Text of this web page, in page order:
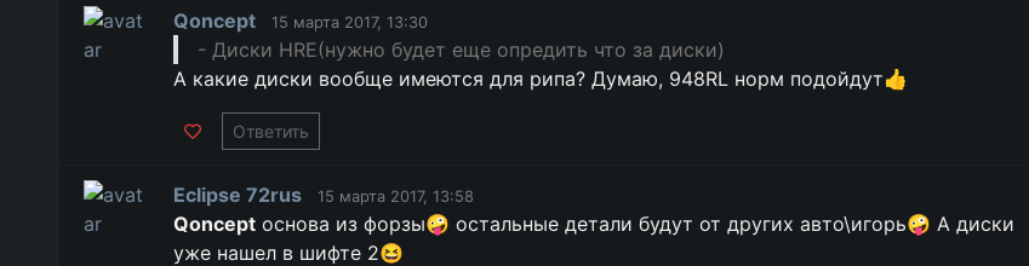
Qoncept 15 марта 2017, 13:30
- Диски HRE(нужно будет еще опредить что за диски)
А какие диски вообще имеются для рипа? Думаю, 948RL норм подойдут👍
Ответить
Eclipse 72rus 15 марта 2017, 13:58
Qonceptоснова из форзы🤪 остальные детали будут от других авто\игорь🤪 А диски
уже нашел в шифте 2😆